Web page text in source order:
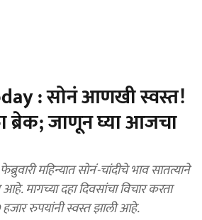
: सोनं आणखी स्वस्त!
ब्रेक; जाणून घ्या आजचा
महिन्यात सोनं-चांदीचे भाव सातत्याने
मागच्या दहा दिवसांचा विचार करता
हजार रुपयांनी स्वस्त झाली आहे.